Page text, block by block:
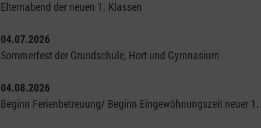
Elternabend der neuen 1. Klassen
04.07.2026
Sommerfest der Grundschule, Hort und Gymnasium
04.08.2026
Beginn Ferienbetreuung/ Beginn Eingewöhnungszeit neuer